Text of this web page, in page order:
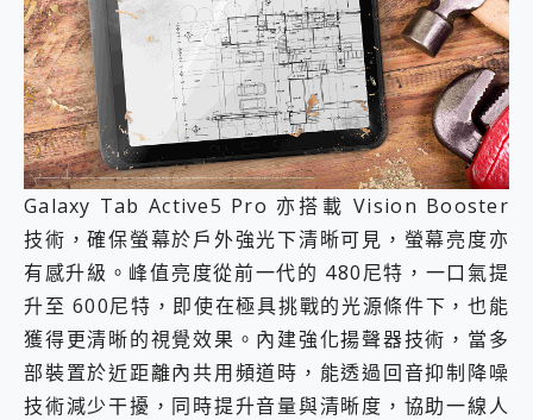
Galaxy Tab Active5 Pro 亦搭載 Vision Booster
技術，確保螢幕於戶外強光下清晰可見，螢幕亮度亦
有感升級。峰值亮度從前一代的 480尼特，一口氣提
升至 600尼特，即使在極具挑戰的光源條件下，也能
獲得更清晰的視覺效果。內建強化揚聲器技術，當多
部裝置於近距離內共用頻道時，能透過回音抑制降噪
技術減少干擾，同時提升音量與清晰度，協助一線人